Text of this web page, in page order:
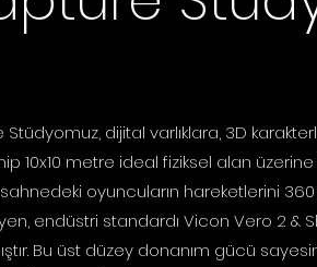
dijital varlıklara, 3D
10x10 metre ideal fiziksel alan
sahnedeki oyuncuların hareketlerini
endüstri standardı Vicon Vero 2 &
Bu üst düzey donanım gücü